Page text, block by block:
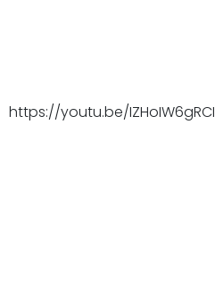
https://youtu.be/IZHoIW6gRCI